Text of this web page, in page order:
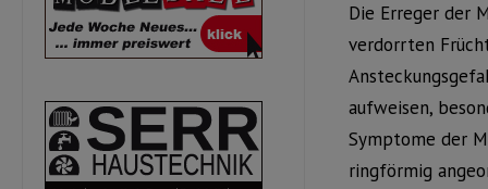
Die Erreger der
verdorrten
aufweisen,
Symptome der
ringförmig